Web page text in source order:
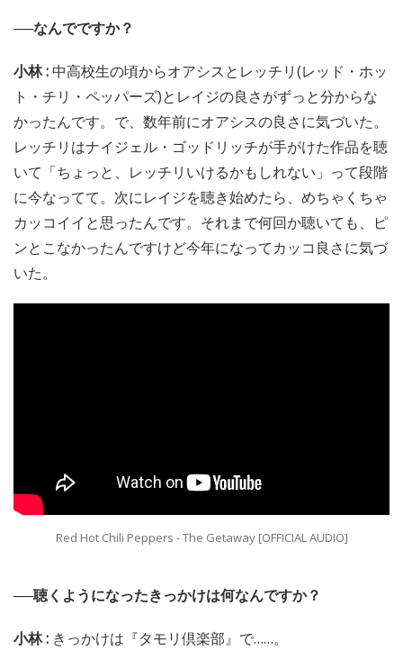
──なんでですか？
小林 : 中高校生の頃からオアシスとレッチリ(レッド・ホッ
ト・チリ・ペッパーズ)とレイジの良さがずっと分からな
かったんです。で、数年前にオアシスの良さに気づいた。
レッチリはナイジェル・ゴッドリッチが手がけた作品を聴
いて「ちょっと、レッチリいけるかもしれない」って段階
に今なってて。次にレイジを聴き始めたら、めちゃくちゃ
カッコイイと思ったんです。それまで何回か聴いても、ピ
ンとこなかったんですけど今年になってカッコ良さに気づ
いた。
Red Hot Chili Peppers - The Getaway [OFFICIAL AUDIO]
──聴くようになったきっかけは何なんですか？
小林 : きっかけは『タモリ倶楽部』で……。